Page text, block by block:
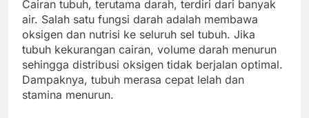
Cairan tubuh, terutama darah, terdiri dari banyak
air. Salah satu fungsi darah adalah membawa
oksigen dan nutrisi ke seluruh sel tubuh. Jika
tubuh kekurangan cairan, volume darah menurun
sehingga distribusi oksigen tidak berjalan optimal.
Dampaknya, tubuh merasa cepat lelah dan
stamina menurun.